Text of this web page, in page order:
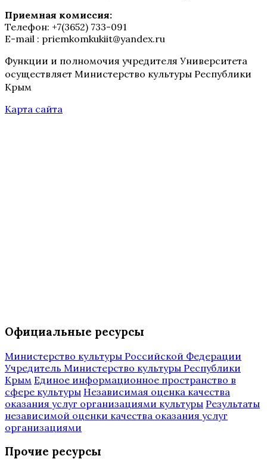
Приемная комиссия:
Телефон: +7(3652) 733-091
E-mail : priemkomkukiit@yandex.ru
Функции и полномочия учредителя Университета
осуществляет Министерство культуры Республики
Крым
Карта сайта
Официальные ресурсы
Министерство культуры Российской Федерации
Учредитель Министерство культуры Республики
Крым Единое информационное пространство в
сфере культуры Независимая оценка качества
оказания услуг организациями культуры Результаты
независимой оценки качества оказания услуг
организациями
Прочие ресурсы